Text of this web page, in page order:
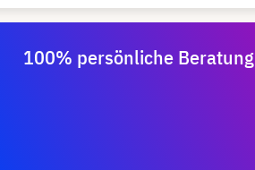
100% persönliche Beratung